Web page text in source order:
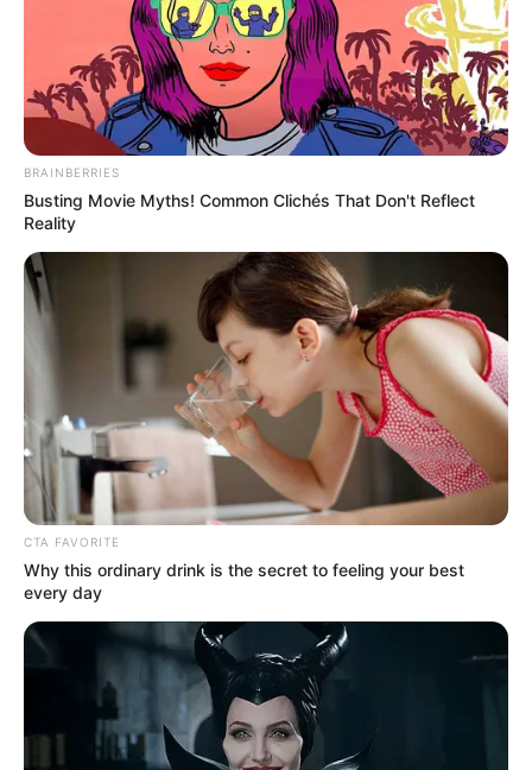
Όλα τα κείμενα και οι εικόνες είναι πνευματική ιδιοκτησία του
ΝΙΚΟΛΑΟΣ ΑΝΑΞΙΜΑΝΔΡΟΣ. Aπαγορεύεται η αναπαραγωγή, η
αναδημοσίευση και η τροποποίησή τους χωρίς προηγούμενη
γραπτή άδεια του δημιουργού τους. Με επιφύλαξη κάθε νόμιμου
δικαιώματος. Διαβάστε την
Πολιτική Απορρήτου
του website πριν
να το χρησιμοποιήσετε, καθώς χρησιμοποιώντας το την
αποδέχεστε. Ο ιστότοπος διατηρεί το δικαίωμα να τροποποιήσει
Επικοινωνήστε μαζί μας:
BRAINBERRIES
Busting Movie Myths! Common Clichés That Don't Reflect
Reality
CTA FAVORITE
Why this ordinary drink is the secret to feeling your best
every day